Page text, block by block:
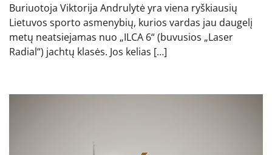
Buriuotoja Viktorija Andrulytė yra viena ryškiausių
Lietuvos sporto asmenybių, kurios vardas jau daugelį
metų neatsiejamas nuo „ILCA 6“ (buvusios „Laser
Radial“) jachtų klasės. Jos kelias […]